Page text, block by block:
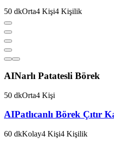
50 dkOrta4 Kişi4 Kişilik
AINarlı Patatesli Börek
50 dkOrta4 Kişi
AIPatlıcanlı Börek Çıtır
60 dkKolay4 Kişi4 Kişilik